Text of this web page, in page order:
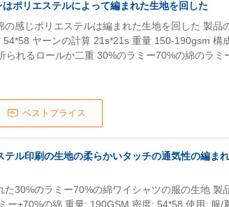
ポリエステルによって編まれた生地を回した
ベストプライス
の感じポリエステルは編まれた生地を回した 製品
54*58 ヤーンの計算 21s*21s 重量 150-190gsm 構
られるロールか二重 30%のラミー70%の綿のラミ
テル印刷の生地の柔らかいタッチの通気性の編ま
30%のラミー70%の綿ワイシャツの服の生地 製
ー+70%の綿 重量: 190GSM 密度: 54*58 使用: 服/